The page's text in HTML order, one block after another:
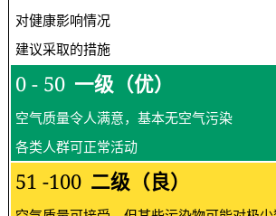
对健康影响情况
建议采取的措施
0 - 50 一级（优）
空气质量令人满意，基本无空气污染
各类人群可正常活动
51 -100 二级（良）